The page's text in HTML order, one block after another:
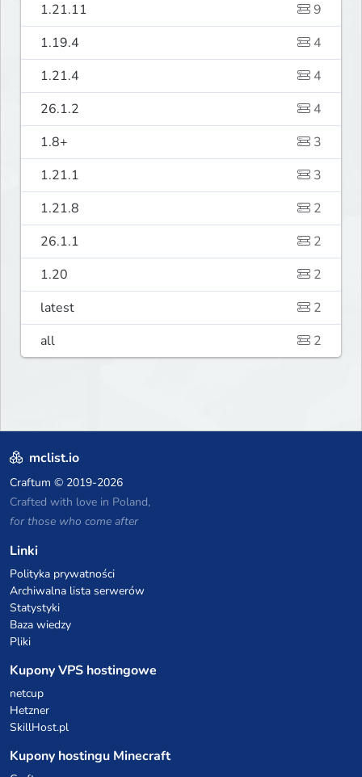
1.21.11
9
1.19.4
4
1.21.4
4
26.1.2
4
1.8+
3
1.21.1
3
1.21.8
2
26.1.1
2
1.20
2
latest
2
all
2
mclist.io
Craftum © 2019-2026
Crafted with love in Poland,
for those who come after
Linki
Polityka prywatności
Archiwalna lista serwerów
Statystyki
Baza wiedzy
Pliki
Kupony VPS hostingowe
netcup
Hetzner
SkillHost.pl
Kupony hostingu Minecraft